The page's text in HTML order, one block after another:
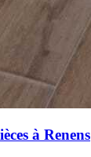
à Renens